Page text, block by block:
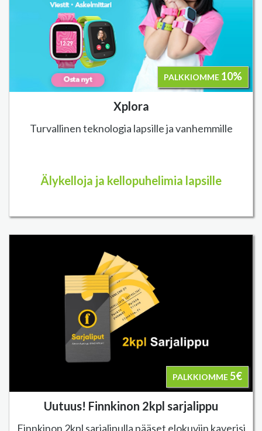
PALKKIOMME 10%
Xplora
Turvallinen teknologia lapsille ja vanhemmille
Älykelloja ja kellopuhelimia lapsille
PALKKIOMME5€
Uutuus! Finnkinon 2kpl sarjalippu
Finnkinon 2kpl sarjalipulla pääset elokuviin kaverisi